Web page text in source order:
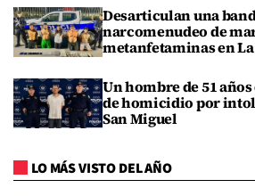
Desarticulan una
narcomenudeo de
metanfetaminas en
Un hombre de 51
de homicidio por
San Miguel
LO MÁS VISTO DEL AÑO